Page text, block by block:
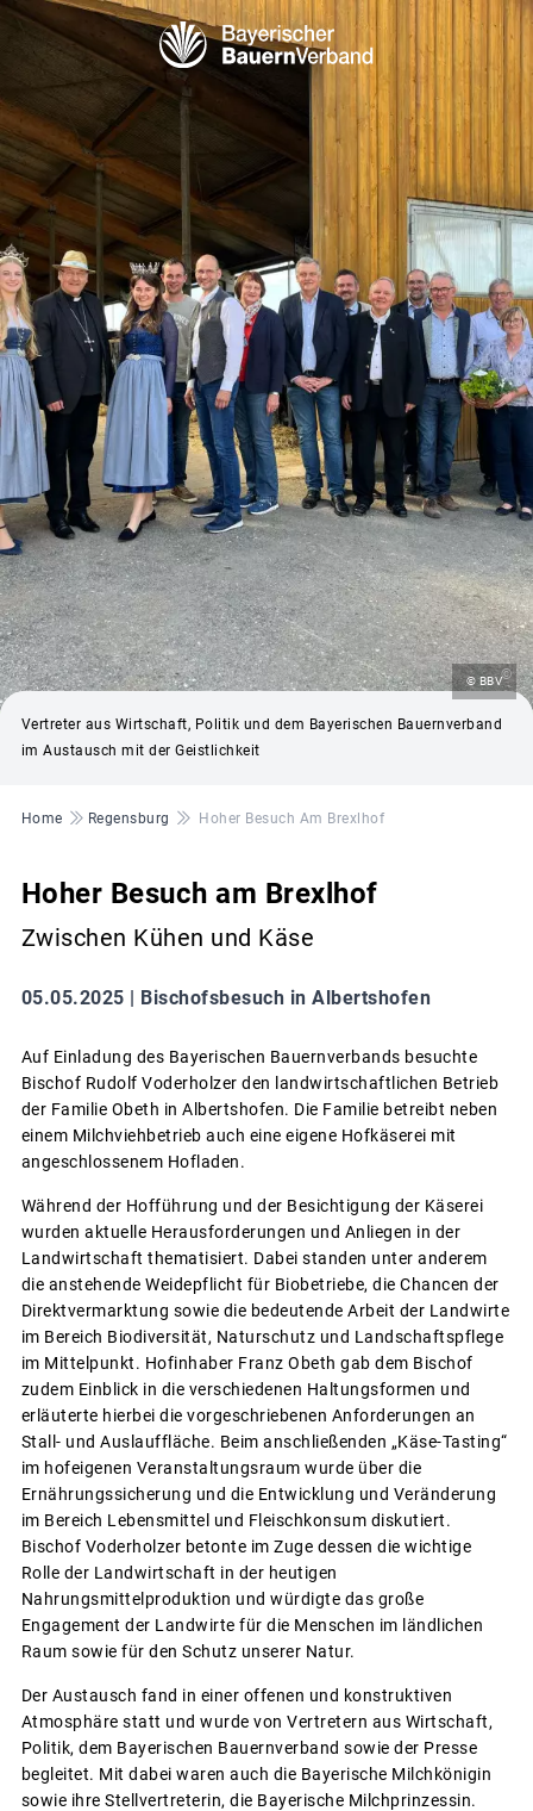
© BBV©
Vertreter aus Wirtschaft, Politik und dem Bayerischen Bauernverband
im Austausch mit der Geistlichkeit
Pfadnavigation
Home Regensburg Hoher Besuch Am Brexlhof
Hoher Besuch am Brexlhof
Zwischen Kühen und Käse
05.05.2025 | Bischofsbesuch in Albertshofen
Auf Einladung des Bayerischen Bauernverbands besuchte
Bischof Rudolf Voderholzer den landwirtschaftlichen Betrieb
der Familie Obeth in Albertshofen. Die Familie betreibt neben
einem Milchviehbetrieb auch eine eigene Hofkäserei mit
angeschlossenem Hofladen.
Während der Hofführung und der Besichtigung der Käserei
wurden aktuelle Herausforderungen und Anliegen in der
Landwirtschaft thematisiert. Dabei standen unter anderem
die anstehende Weidepflicht für Biobetriebe, die Chancen der
Direktvermarktung sowie die bedeutende Arbeit der Landwirte
im Bereich Biodiversität, Naturschutz und Landschaftspflege
im Mittelpunkt. Hofinhaber Franz Obeth gab dem Bischof
zudem Einblick in die verschiedenen Haltungsformen und
erläuterte hierbei die vorgeschriebenen Anforderungen an
Stall- und Auslauffläche. Beim anschließenden „Käse-Tasting“
im hofeigenen Veranstaltungsraum wurde über die
Ernährungssicherung und die Entwicklung und Veränderung
im Bereich Lebensmittel und Fleischkonsum diskutiert.
Bischof Voderholzer betonte im Zuge dessen die wichtige
Rolle der Landwirtschaft in der heutigen
Nahrungsmittelproduktion und würdigte das große
Engagement der Landwirte für die Menschen im ländlichen
Raum sowie für den Schutz unserer Natur.
Der Austausch fand in einer offenen und konstruktiven
Atmosphäre statt und wurde von Vertretern aus Wirtschaft,
Politik, dem Bayerischen Bauernverband sowie der Presse
begleitet. Mit dabei waren auch die Bayerische Milchkönigin
sowie ihre Stellvertreterin, die Bayerische Milchprinzessin.